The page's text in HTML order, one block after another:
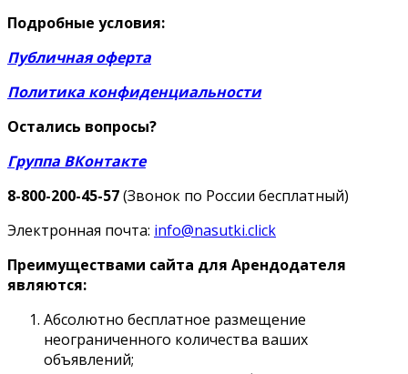
Подробные условия:
Публичная оферта
Политика конфиденциальности
Остались вопросы?
Группа ВКонтакте
8-800-200-45-57(Звонок по России бесплатный)
Электронная почта: info@nasutki.click
Преимуществами сайта для Арендодателя
являются:
Абсолютно бесплатное размещение
неограниченного количества ваших
объявлений;